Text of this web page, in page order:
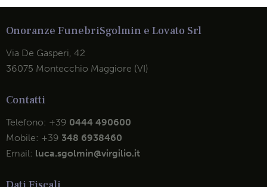
Onoranze FunebriSgolmin e Lovato Srl
Via De Gasperi, 42
36075 Montecchio Maggiore (VI)
Contatti
Telefono: +39 0444 490600
Mobile: +39 348 6938460
Email: luca.sgolmin@virgilio.it